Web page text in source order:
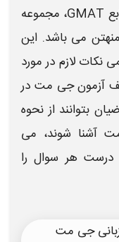
GMAT، مجموعه
منهتن می باشد. این
نکات لازم در مورد
آزمون جی مت در
بتوانند از نحوه
آشنا شوند، می
درست هر سوال را
جی مت